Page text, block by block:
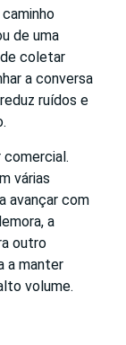
de uma
coletar
a conversa
ruídos e
várias
avançar com
a
outro
a manter
volume.